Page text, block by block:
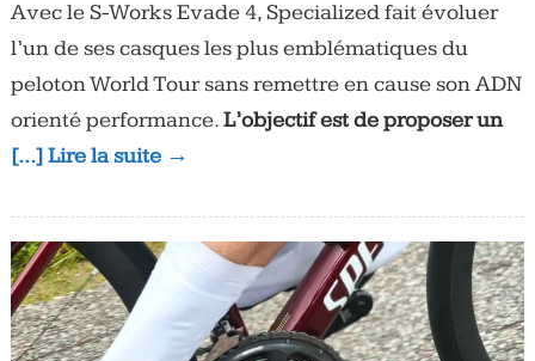
Avec le S-Works Evade 4, Specialized fait évoluer
l’un de ses casques les plus emblématiques du
peloton World Tour sans remettre en cause son ADN
orienté performance.L’objectif est de proposer un
[…] Lire la suite →